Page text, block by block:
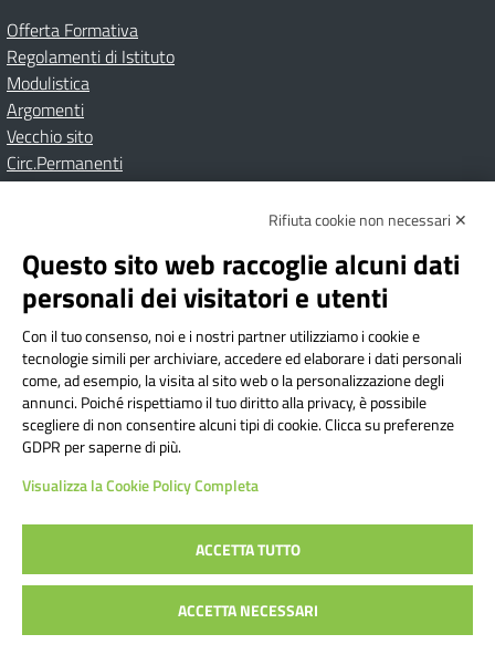
Offerta Formativa
Regolamenti di Istituto
Modulistica
Argomenti
Vecchio sito
Circ.Permanenti
Albo onlinePrivacy Policy
Dichiarazione di accessibilità
Note Legali
Istituto Comprensivo Bricherasio
Via Cesare Bollea n. 3 - 10064 Bricherasio (TO) | P.E.O.:
toic84200d@istruzione.it | P.E.C.:
toic84200d@pec.istruzione.it
Codice Fiscale: 94544620019 | Cod. Meccanografico:
TOIC84200D | Codice IPA: istsc_toic84200d | Codice
Univoco: UFYI9M
Sito web realizzato da AVVALE SPA|Concept & Design by
Designers Italia
Rifiuta cookie non necessari ✕
Questo sito web raccoglie alcuni dati
personali dei visitatori e utenti
Con il tuo consenso, noi e i nostri partner utilizziamo i cookie e
tecnologie simili per archiviare, accedere ed elaborare i dati personali
come, ad esempio, la visita al sito web o la personalizzazione degli
annunci. Poiché rispettiamo il tuo diritto alla privacy, è possibile
scegliere di non consentire alcuni tipi di cookie. Clicca su preferenze
GDPR per saperne di più.
Visualizza la Cookie Policy Completa
ACCETTA TUTTO
ACCETTA NECESSARI